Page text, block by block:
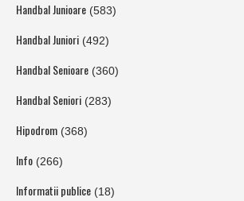
Handbal Junioare (583)
Handbal Juniori (492)
Handbal Senioare (360)
Handbal Seniori (283)
Hipodrom (368)
Info (266)
Informatii publice (18)